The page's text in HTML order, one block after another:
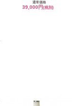
通常価格
39,000円(税別)